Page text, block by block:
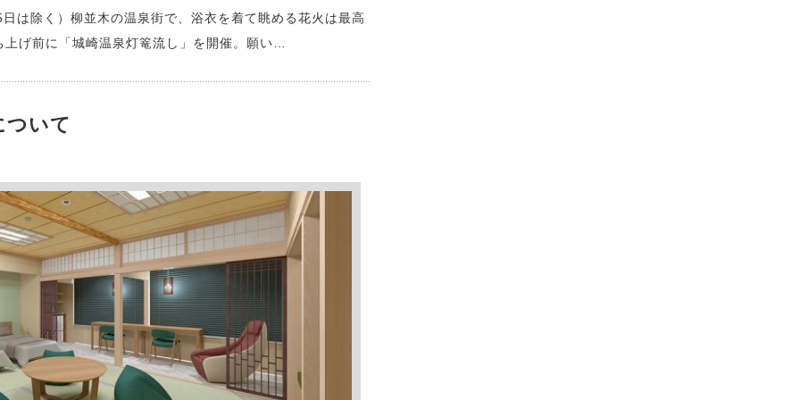
は除く）柳並木の温泉街で、浴衣を着て眺める花火は最高
げ前に「城崎温泉灯篭流し」を開催。願い…
ついて